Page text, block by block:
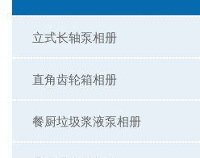
立式长轴泵相册
直角齿轮箱相册
餐厨垃圾浆液泵相册